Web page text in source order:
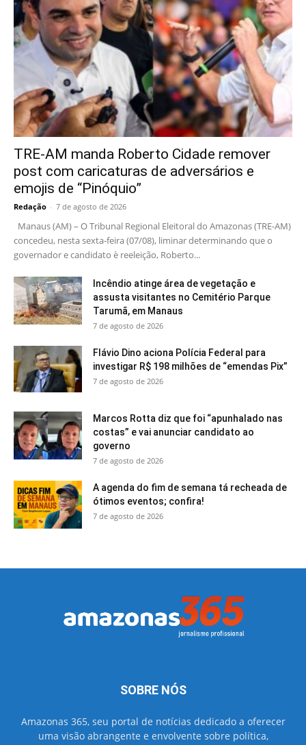
TRE-AM manda Roberto Cidade remover
post com caricaturas de adversários e
emojis de “Pinóquio”
Redação - 7 de agosto de 2026
Manaus (AM) – O Tribunal Regional Eleitoral do Amazonas (TRE-AM)
concedeu, nesta sexta-feira (07/08), liminar determinando que o
governador e candidato è reeleição, Roberto...
Incêndio atinge área de vegetação e
assusta visitantes no Cemitério Parque
Tarumã, em Manaus
7 de agosto de 2026
Flávio Dino aciona Polícia Federal para
investigar R$ 198 milhões de “emendas Pix”
7 de agosto de 2026
Marcos Rotta diz que foi “apunhalado nas
costas” e vai anunciar candidato ao
governo
7 de agosto de 2026
A agenda do fim de semana tá recheada de
ótimos eventos; confira!
7 de agosto de 2026
SOBRE NÓS
Amazonas 365, seu portal de notícias dedicado a oferecer
uma visão abrangente e envolvente sobre política,